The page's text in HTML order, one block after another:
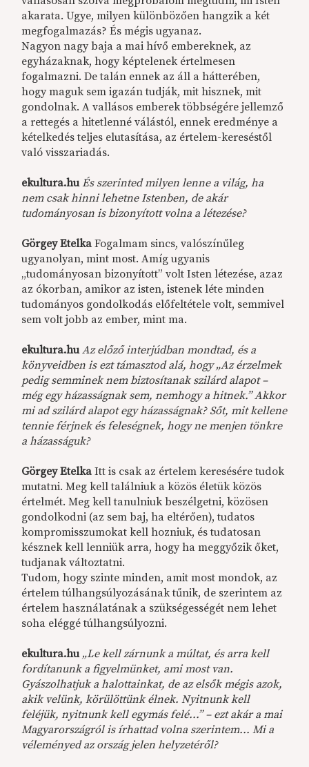
akarata. Ugye, milyen különbözően hangzik a két
megfogalmazás? És mégis ugyanaz.
Nagyon nagy baja a mai hívő embereknek, az
egyházaknak, hogy képtelenek értelmesen
fogalmazni. De talán ennek az áll a hátterében,
hogy maguk sem igazán tudják, mit hisznek, mit
gondolnak. A vallásos emberek többségére jellemző
a rettegés a hitetlenné válástól, ennek eredménye a
kételkedés teljes elutasítása, az értelem-kereséstől
való visszariadás.
ekultura.hu És szerinted milyen lenne a világ, ha
nem csak hinni lehetne Istenben, de akár
tudományosan is bizonyított volna a létezése?
Görgey Etelka Fogalmam sincs, valószínűleg
ugyanolyan, mint most. Amíg ugyanis
„tudományosan bizonyított” volt Isten létezése, azaz
az ókorban, amikor az isten, istenek léte minden
tudományos gondolkodás előfeltétele volt, semmivel
sem volt jobb az ember, mint ma.
ekultura.hu Az előző interjúdban mondtad, és a
könyveidben is ezt támasztod alá, hogy „Az érzelmek
pedig semminek nem biztosítanak szilárd alapot –
még egy házasságnak sem, nemhogy a hitnek.” Akkor
mi ad szilárd alapot egy házasságnak? Sőt, mit kellene
tennie férjnek és feleségnek, hogy ne menjen tönkre
a házasságuk?
Görgey Etelka Itt is csak az értelem keresésére tudok
mutatni. Meg kell találniuk a közös életük közös
értelmét. Meg kell tanulniuk beszélgetni, közösen
gondolkodni (az sem baj, ha eltérően), tudatos
kompromisszumokat kell hozniuk, és tudatosan
késznek kell lenniük arra, hogy ha meggyőzik őket,
tudjanak változtatni.
Tudom, hogy szinte minden, amit most mondok, az
értelem túlhangsúlyozásának tűnik, de szerintem az
értelem használatának a szükségességét nem lehet
soha eléggé túlhangsúlyozni.
ekultura.hu „Le kell zárnunk a múltat, és arra kell
fordítanunk a figyelmünket, ami most van.
Gyászolhatjuk a halottainkat, de az elsők mégis azok,
akik velünk, körülöttünk élnek. Nyitnunk kell
feléjük, nyitnunk kell egymás felé...”– ezt akár a mai
Magyarországról is írhattad volna szerintem... Mi a
véleményed az ország jelen helyzetéről?